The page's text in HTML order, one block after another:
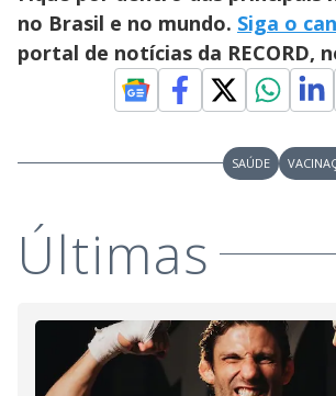
no Brasil e no mundo. Siga o
portal de notícias da RECORD,
SAÚDE
Últimas